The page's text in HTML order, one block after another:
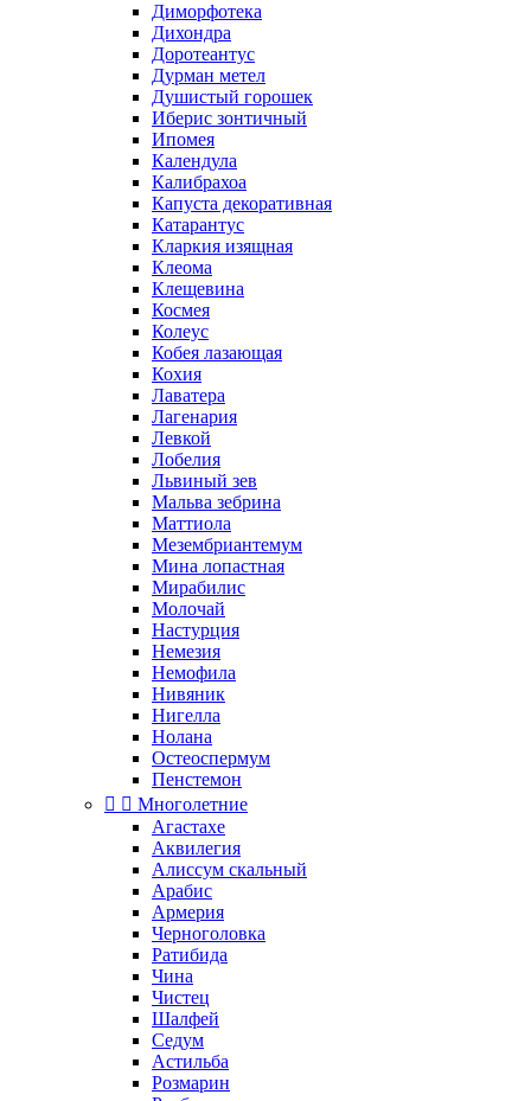
Диморфотека
Дихондра
Доротеантус
Дурман метел
Душистый горошек
Иберис зонтичный
Ипомея
Календула
Калибрахоа
Капуста декоративная
Катарантус
Кларкия изящная
Клеома
Клещевина
Космея
Колеус
Кобея лазающая
Кохия
Лаватера
Лагенария
Левкой
Лобелия
Львиный зев
Мальва зебрина
Маттиола
Мезембриантемум
Мина лопастная
Мирабилис
Молочай
Настурция
Немезия
Немофила
Нивяник
Нигелла
Нолана
Остеоспермум
Пенстемон
  Многолетние
Агастахе
Аквилегия
Алиссум скальный
Арабис
Армерия
Черноголовка
Ратибида
Чина
Чистец
Шалфей
Седум
Астильба
Розмарин